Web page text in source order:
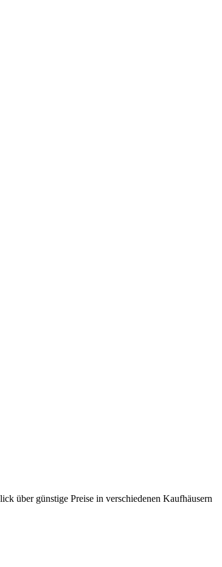
über günstige Preise in verschiedenen Kaufhäusern